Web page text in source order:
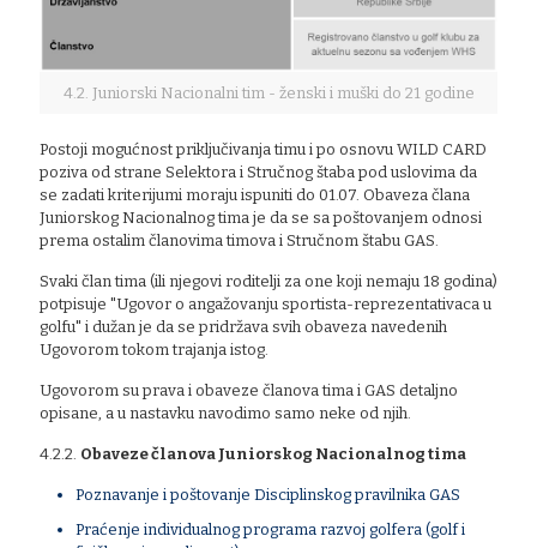
4.2. Juniorski Nacionalni tim - ženski i muški do 21 godine
Postoji mogućnost priključivanja timu i po osnovu WILD CARD
poziva od strane Selektora i Stručnog štaba pod uslovima da
se zadati kriterijumi moraju ispuniti do 01.07. Obaveza člana
Juniorskog Nacionalnog tima je da se sa poštovanjem odnosi
prema ostalim članovima timova i Stručnom štabu GAS.
Svaki član tima (ili njegovi roditelji za one koji nemaju 18 godina)
potpisuje "Ugovor o angažovanju sportista-reprezentativaca u
golfu" i dužan je da se pridržava svih obaveza navedenih
Ugovorom tokom trajanja istog.
Ugovorom su prava i obaveze članova tima i GAS detaljno
opisane, a u nastavku navodimo samo neke od njih.
4.2.2. Obaveze članova Juniorskog Nacionalnog tima
Poznavanje i poštovanje Disciplinskog pravilnika GAS
Praćenje individualnog programa razvoj golfera (golf i